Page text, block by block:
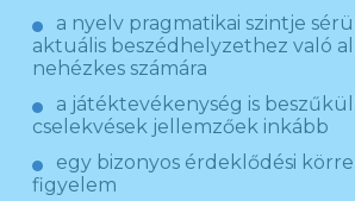
a nyelv pragmatikai szintje
aktuális beszédhelyzethez való
nehézkes számára
a játéktevékenység is
cselekvések jellemzőek inkább
egy bizonyos érdeklődési
figyelem